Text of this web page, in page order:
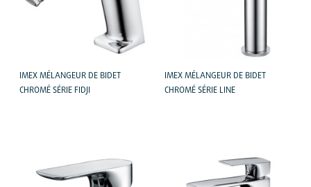
IMEX MÉLANGEUR DE BIDET
CHROMÉ SÉRIE FIDJI
IMEX MÉLANGEUR DE BIDET
CHROMÉ SÉRIE LINE